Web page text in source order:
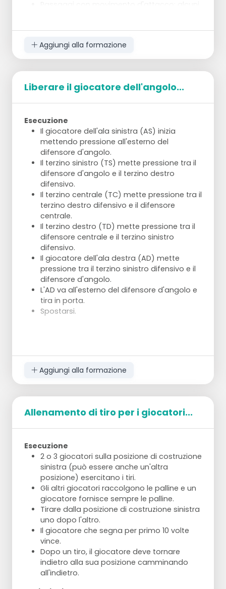
Aggiungi alla formazione
Liberare il giocatore dell'angolo...
Esecuzione
Il giocatore dell'ala sinistra (AS) inizia
mettendo pressione all'esterno del
difensore d'angolo.
Il terzino sinistro (TS) mette pressione tra il
difensore d'angolo e il terzino destro
difensivo.
Il terzino centrale (TC) mette pressione tra il
terzino destro difensivo e il difensore
centrale.
Il terzino destro (TD) mette pressione tra il
difensore centrale e il terzino sinistro
difensivo.
Il giocatore dell'ala destra (AD) mette
pressione tra il terzino sinistro difensivo e il
difensore d'angolo.
L'AD va all'esterno del difensore d'angolo e
tira in porta.
Spostarsi.
Aggiungi alla formazione
Allenamento di tiro per i giocatori...
Esecuzione
2 o 3 giocatori sulla posizione di costruzione
sinistra (può essere anche un'altra
posizione) esercitano i tiri.
Gli altri giocatori raccolgono le palline e un
giocatore fornisce sempre le palline.
Tirare dalla posizione di costruzione sinistra
uno dopo l'altro.
Il giocatore che segna per primo 10 volte
vince.
Dopo un tiro, il giocatore deve tornare
indietro alla sua posizione camminando
all'indietro.